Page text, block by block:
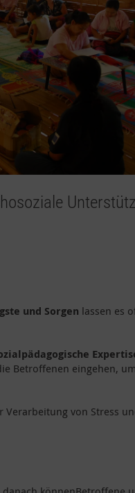
und Sorgen lassen es
Betroffenen eingehen,
Verarbeitung von Stress